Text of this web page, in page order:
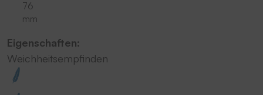
76
mm
Eigenschaften:
Weichheitsempfinden